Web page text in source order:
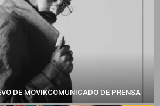
DE MOVIKCOMUNICADO DE PRENSA